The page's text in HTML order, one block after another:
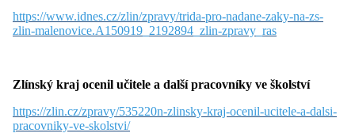
https://www.idnes.cz/zlin/zpravy/trida-pro-nadane-zaky-na-zs-
zlin-malenovice.A150919_2192894_zlin-zpravy_ras
Zlínský kraj ocenil učitele a další pracovníky ve školství
https://zlin.cz/zpravy/535220n-zlinsky-kraj-ocenil-ucitele-a-dalsi-
pracovniky-ve-skolstvi/